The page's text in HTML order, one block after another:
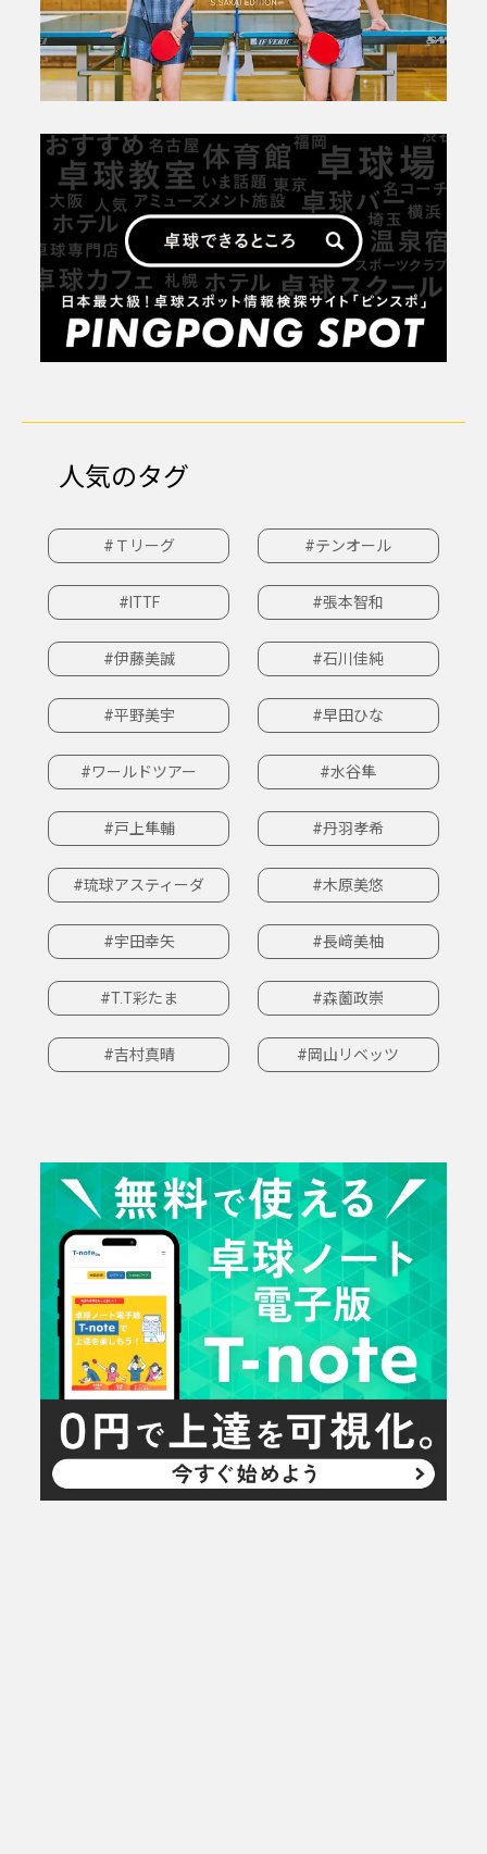
人気のタグ
#Ｔリーグ #テンオール
#ITTF #張本智和
#伊藤美誠 #石川佳純
#平野美宇 #早田ひな
#ワールドツアー #水谷隼
#戸上隼輔 #丹羽孝希
#琉球アスティーダ #木原美悠
#宇田幸矢 #長﨑美柚
#T.T彩たま #森薗政崇
#吉村真晴 #岡山リベッツ